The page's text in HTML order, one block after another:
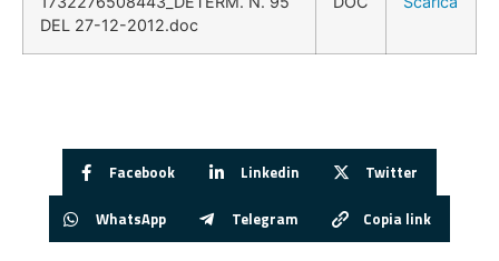
DEL 27-12-2012.doc
Facebook Linkedin Twitter
WhatsApp Telegram Copia link